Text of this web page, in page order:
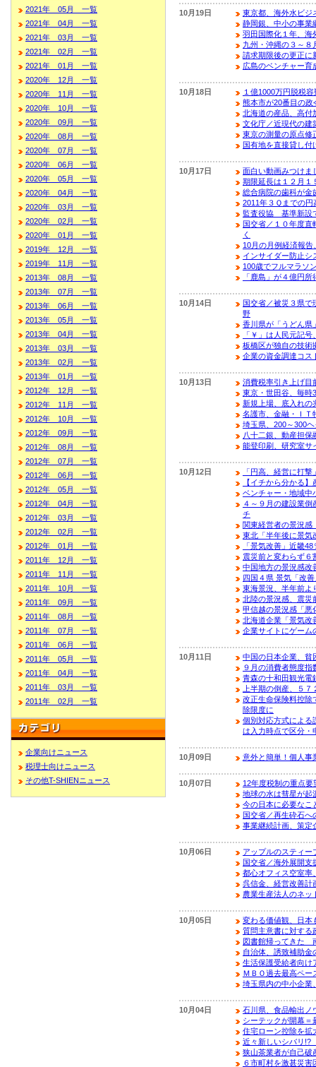
2021年 05月 一覧
2021年 04月 一覧
2021年 03月 一覧
2021年 02月 一覧
2021年 01月 一覧
2020年 12月 一覧
2020年 11月 一覧
2020年 10月 一覧
2020年 09月 一覧
2020年 08月 一覧
2020年 07月 一覧
2020年 06月 一覧
2020年 05月 一覧
2020年 04月 一覧
2020年 03月 一覧
2020年 02月 一覧
2020年 01月 一覧
2019年 12月 一覧
2019年 11月 一覧
2013年 08月 一覧
2013年 07月 一覧
2013年 06月 一覧
2013年 05月 一覧
2013年 04月 一覧
2013年 03月 一覧
2013年 02月 一覧
2013年 01月 一覧
2012年 12月 一覧
2012年 11月 一覧
2012年 10月 一覧
2012年 09月 一覧
2012年 08月 一覧
2012年 07月 一覧
2012年 06月 一覧
2012年 05月 一覧
2012年 04月 一覧
2012年 03月 一覧
2012年 02月 一覧
2012年 01月 一覧
2011年 12月 一覧
2011年 11月 一覧
2011年 10月 一覧
2011年 09月 一覧
2011年 08月 一覧
2011年 07月 一覧
2011年 06月 一覧
2011年 05月 一覧
2011年 04月 一覧
2011年 03月 一覧
2011年 02月 一覧
企業向けニュース
税理士向けニュース
その他T-SHIENニュース
10月19日
東京都、海外水ビ
静岡銀、中小の事
羽田国際化１年、
九州・沖縄の３～８
請求期限後の更正
広島のベンチャー
10月18日
１億1000万円脱税
熊本市が20番目の
北海道の産品、高
文化庁／近現代の建
東京の測量の原点
国有地を直接貸し
10月17日
面白い動画みつけま
期限延長は１２月１
総合病院の歯科が
2011年３Ｑまでの
監査役協 基準新設
国交省／１０年度
く
10月の月例経済報
インサイダー防止シ
100歳でフルマラソ
「鹿島」が４億円
10月14日
国交省／被災３県
野
香川県が「うどん
「￥」は人民元記
板橋区が独自の技
企業の資金調達コ
10月13日
消費税率引き上げ
東京・世田谷、毎時
新規上場、底入れ
名護市、金融・Ｉ
埼玉県、200～300
八十二銀、動産担
能登印刷、研究室
10月12日
「円高、経営に打
【イチから分かる
ベンチャー・地域
４～９月の建設業
チ
関東経営者の景況
東北「半年後に景
「景気改善」近畿
震災前と変わらず
中国地方の景況感
四国４県 景気「改
東海景況、半年前
北陸の景況感、震
甲信越の景況感「
北海道企業「景気改
企業サイトにゲー
10月11日
中国の日本企業、
９月の消費者態度指
青森の十和田観光
上半期の倒産、５
改正生命保険料控
除限度に
個別対応方式による
は入力時点で区分・
10月09日 意外と簡単！個人事
10月07日
12年度税制の重点
地球の水は彗星が
今の日本に必要な
国交省／再生砕石
事業継続計画、策
10月06日
アップルのスティー
国交省／海外展開
都心オフィス空室
呉信金、経営改善計
農業生産法人のネッ
10月05日
変わる価値観、日本
質問主意書に対す
図書館帰ってきた
自治体、誘致補助
生活保護受給者向
ＭＢＯ過去最高ペ
埼玉県内の中小企業
10月04日
石川県、食品輸出
シーテックが開幕＝
住宅ローン控除を
近々新しいシバリ
狭山茶業者が自己
６市町村を激甚災